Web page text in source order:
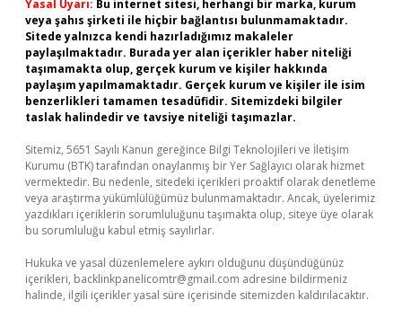
Yasal Uyarı: Bu internet sitesi, herhangi bir marka, kurum
veya şahıs şirketi ile hiçbir bağlantısı bulunmamaktadır.
Sitede yalnızca kendi hazırladığımız makaleler
paylaşılmaktadır. Burada yer alan içerikler haber niteliği
taşımamakta olup, gerçek kurum ve kişiler hakkında
paylaşım yapılmamaktadır. Gerçek kurum ve kişiler ile isim
benzerlikleri tamamen tesadüfidir. Sitemizdeki bilgiler
taslak halindedir ve tavsiye niteliği taşımazlar.
Sitemiz, 5651 Sayılı Kanun gereğince Bilgi Teknolojileri ve İletişim
Kurumu (BTK) tarafından onaylanmış bir Yer Sağlayıcı olarak hizmet
vermektedir. Bu nedenle, sitedeki içerikleri proaktif olarak denetleme
veya araştırma yükümlülüğümüz bulunmamaktadır. Ancak, üyelerimiz
yazdıkları içeriklerin sorumluluğunu taşımakta olup, siteye üye olarak
bu sorumluluğu kabul etmiş sayılırlar.
Hukuka ve yasal düzenlemelere aykırı olduğunu düşündüğünüz
içerikleri, backlinkpanelicomtr@gmail.com adresine bildirmeniz
halinde, ilgili içerikler yasal süre içerisinde sitemizden kaldırılacaktır.